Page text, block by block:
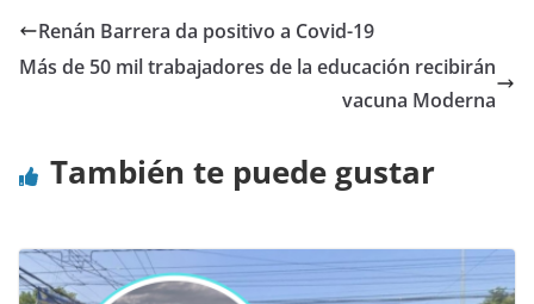
Renán Barrera da positivo a Covid-19
Más de 50 mil trabajadores de la educación recibirán
vacuna Moderna
También te puede gustar